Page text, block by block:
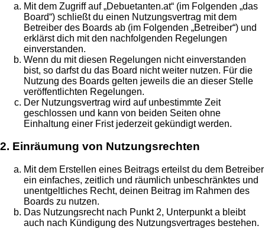
Mit dem Zugriff auf „Debuetanten.at“ (im Folgenden „das
Board“) schließt du einen Nutzungsvertrag mit dem
Betreiber des Boards ab (im Folgenden „Betreiber“) und
erklärst dich mit den nachfolgenden Regelungen
einverstanden.
Wenn du mit diesen Regelungen nicht einverstanden
bist, so darfst du das Board nicht weiter nutzen. Für die
Nutzung des Boards gelten jeweils die an dieser Stelle
veröffentlichten Regelungen.
Der Nutzungsvertrag wird auf unbestimmte Zeit
geschlossen und kann von beiden Seiten ohne
Einhaltung einer Frist jederzeit gekündigt werden.
2. Einräumung von Nutzungsrechten
Mit dem Erstellen eines Beitrags erteilst du dem Betreiber
ein einfaches, zeitlich und räumlich unbeschränktes und
unentgeltliches Recht, deinen Beitrag im Rahmen des
Boards zu nutzen.
Das Nutzungsrecht nach Punkt 2, Unterpunkt a bleibt
auch nach Kündigung des Nutzungsvertrages bestehen.